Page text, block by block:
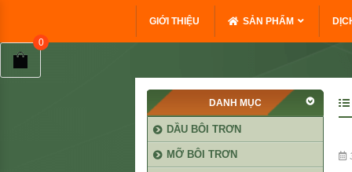
GIỚI THIỆU SẢN PHẨM
DANH MỤC
DẦU BÔI TRƠN
MỠ BÔI TRƠN